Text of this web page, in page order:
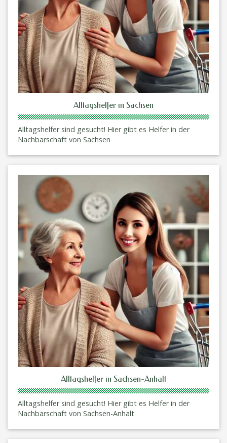
Alltagshelfer in Sachsen
Alltagshelfer sind gesucht! Hier gibt es Helfer in der
Nachbarschaft von Sachsen
Alltagshelfer in Sachsen-Anhalt
Alltagshelfer sind gesucht! Hier gibt es Helfer in der
Nachbarschaft von Sachsen-Anhalt